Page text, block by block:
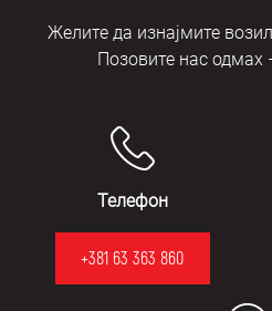
Желите да изнајмите
Позовите нас одмах
Телефон
+381 63 363 860